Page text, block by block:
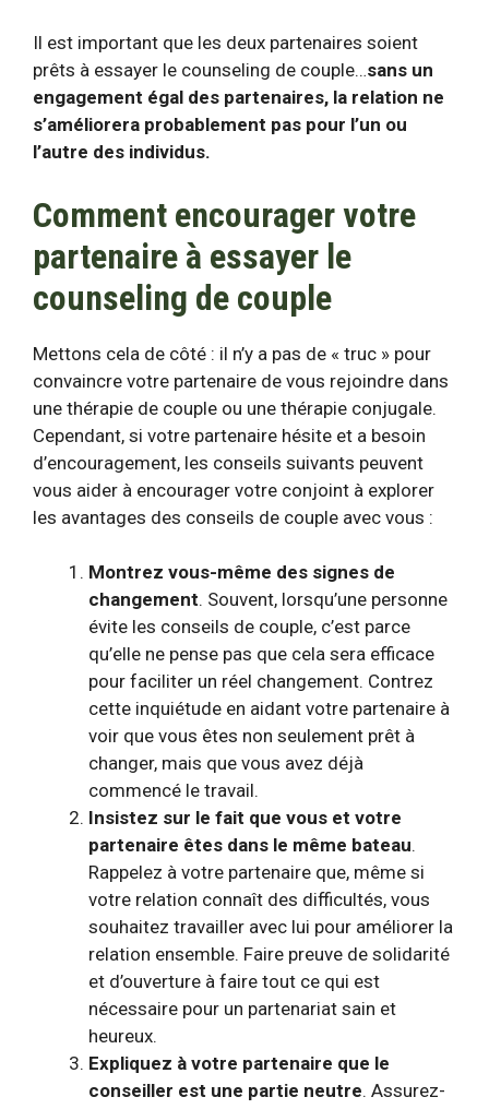
Il est important que les deux partenaires soient
prêts à essayer le counseling de couple…sans un
engagement égal des partenaires, la relation ne
s’améliorera probablement pas pour l’un ou
l’autre des individus.
Comment encourager votre
partenaire à essayer le
counseling de couple
Mettons cela de côté : il n’y a pas de « truc » pour
convaincre votre partenaire de vous rejoindre dans
une thérapie de couple ou une thérapie conjugale.
Cependant, si votre partenaire hésite et a besoin
d’encouragement, les conseils suivants peuvent
vous aider à encourager votre conjoint à explorer
les avantages des conseils de couple avec vous :
Montrez vous-même des signes de
changement. Souvent, lorsqu’une personne
évite les conseils de couple, c’est parce
qu’elle ne pense pas que cela sera efficace
pour faciliter un réel changement. Contrez
cette inquiétude en aidant votre partenaire à
voir que vous êtes non seulement prêt à
changer, mais que vous avez déjà
commencé le travail.
Insistez sur le fait que vous et votre
partenaire êtes dans le même bateau.
Rappelez à votre partenaire que, même si
votre relation connaît des difficultés, vous
souhaitez travailler avec lui pour améliorer la
relation ensemble. Faire preuve de solidarité
et d’ouverture à faire tout ce qui est
nécessaire pour un partenariat sain et
heureux.
Expliquez à votre partenaire que le
conseiller est une partie neutre. Assurez-